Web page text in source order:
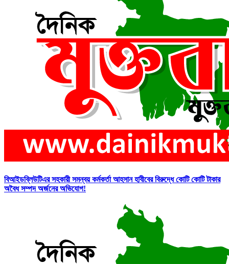
বিআইডব্লিউটিএর সহকারী সমন্বয় কর্মকর্তা আহসান হাবীবের বিরুদ্ধে কোটি কোটি টাকার
অবৈধ সম্পদ অর্জনের অভিযোগ!